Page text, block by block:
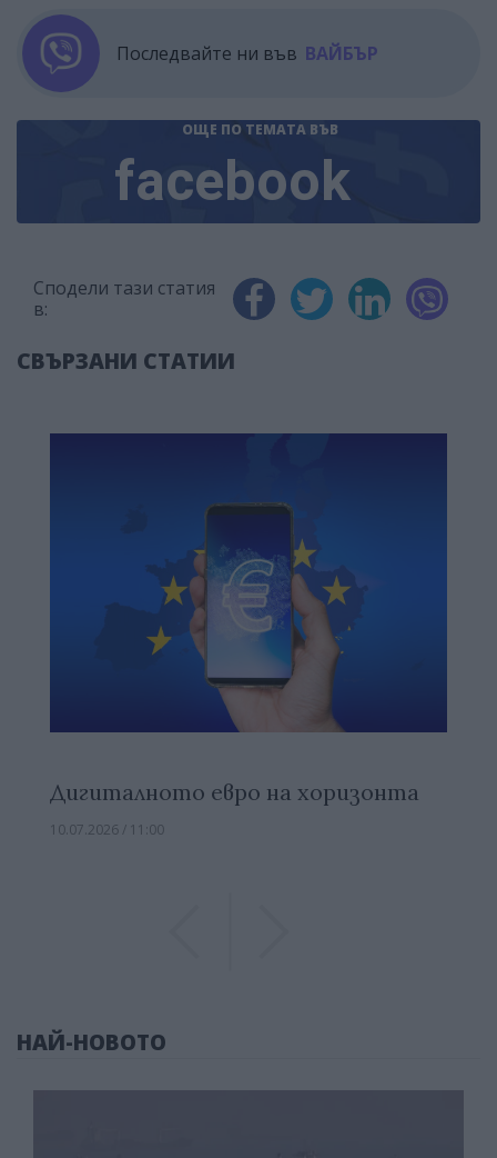
Последвайте ни във ВАЙБЪР
ОЩЕ ПО ТЕМАТА ВЪВ
facebook
Сподели тази статия
в:
СВЪРЗАНИ СТАТИИ
Дигиталното евро на хоризонта
10.07.2026 / 11:00
НАЙ-НОВОТО